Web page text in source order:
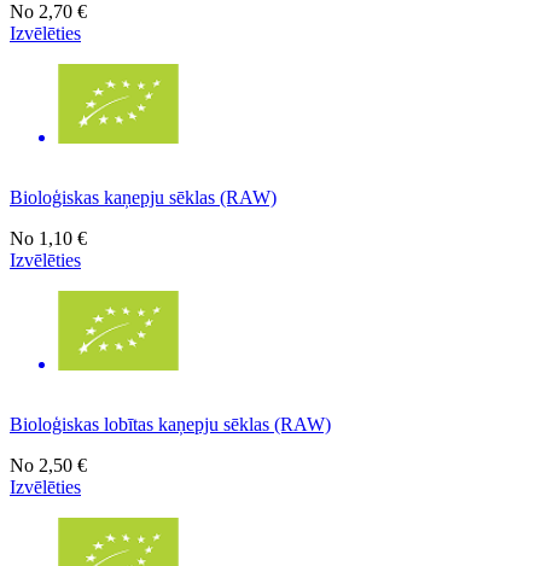
No 2,70 €
Izvēlēties
Bioloģiskas kaņepju sēklas (RAW)
No 1,10 €
Izvēlēties
Bioloģiskas lobītas kaņepju sēklas (RAW)
No 2,50 €
Izvēlēties